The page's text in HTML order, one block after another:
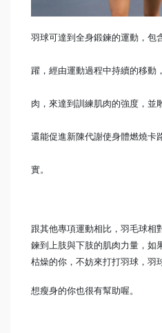
羽球可達到全身鍛鍊的運動，包
躍，經由運動過程中持續的移動
肉，來達到訓練肌肉的強度，並
還能促進新陳代謝使身體燃燒卡
實。
跟其他專項運動相比， 羽毛球相
鍊到上肢與下肢的肌肉力量， 如
枯燥的你，不妨來打打羽球，羽
想瘦身的你也很有幫助喔。